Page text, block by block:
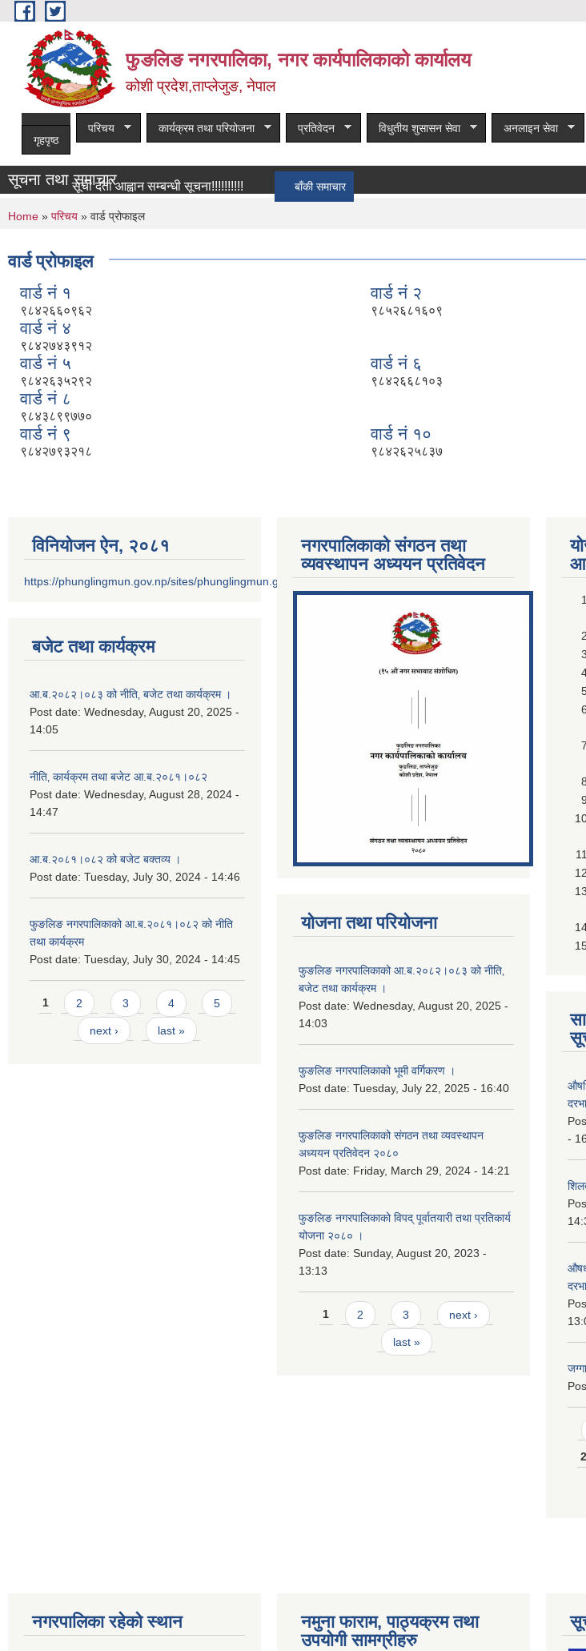
Skip to main content
फुङलिङ नगरपालिका, नगर कार्यपालिकाको कार्यालय
कोशी प्रदेश,ताप्लेजुङ, नेपाल
गृहपृष्ठ
परिचय कार्यक्रम तथा परियोजना प्रतिवेदन विधुतीय शुसासन सेवा अनलाइन सेवा
सूचना तथा समाचार
सूची दर्ता आह्वान सम्बन्धी सूचना!!!!!!!!!! बाँकी समाचार
You are here
Home » परिचय » वार्ड प्रोफाइल
वार्ड प्रोफाइल
वार्ड नं १
९८४२६६०९६२
वार्ड नं २
९८५२६८१६०९
वार्ड नं ४
९८४२७४३९१२
वार्ड नं ५
९८४२६३५२९२
वार्ड नं ६
९८४२६६८१०३
वार्ड नं ८
९८४३८९९७७०
वार्ड नं ९
९८४२७९३२१८
वार्ड नं १०
९८४२६२५८३७
विनियोजन ऐन‚ २०८१
https://phunglingmun.gov.np/sites/phunglingmun.gov.np/files/documents/Al...
बजेट तथा कार्यक्रम
आ.ब.२०८२।०८३ को नीति‚ बजेट तथा कार्यक्रम ।
Post date: Wednesday, August 20, 2025 -
14:05
नीति‚ कार्यक्रम तथा बजेट आ.ब.२०८१।०८२
Post date: Wednesday, August 28, 2024 -
14:47
आ.ब.२०८१।०८२ को बजेट बक्तव्य ।
Post date: Tuesday, July 30, 2024 - 14:46
फुङलिङ नगरपालिकाको आ.ब.२०८१।०८२ को नीति
तथा कार्यक्रम
Post date: Tuesday, July 30, 2024 - 14:45
Pages
1 2 3 4 5
next › last »
नगरपालिकाको संगठन तथा
व्यवस्थापन अध्ययन प्रतिवेदन
योजना तथा परियोजना
फुङलिङ नगरपालिकाको आ.ब.२०८२।०८३ को नीति‚
बजेट तथा कार्यक्रम ।
Post date: Wednesday, August 20, 2025 -
14:03
फुङलिङ नगरपालिकाको भूमी वर्गिकरण ।
Post date: Tuesday, July 22, 2025 - 16:40
फुङलिङ नगरपालिकाको संगठन तथा व्यवस्थापन
अध्ययन प्रतिवेदन २०८०
Post date: Friday, March 29, 2024 - 14:21
फुङलिङ नगरपालिकाको विपद् पूर्वातयारी तथा प्रतिकार्य
योजना २०८० ।
Post date: Sunday, August 20, 2023 -
13:13
Pages
1 2 3 next ›
last »
-
2
नगरपालिका रहेको स्थान
नमुना फाराम, पाठ्यक्रम तथा
उपयोगी सामग्रीहरु